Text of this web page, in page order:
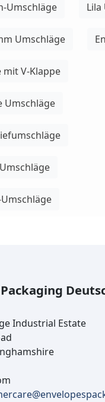
Umschläge Lila
Umschläge
mit V-Klappe
Umschläge
Industrial Estate